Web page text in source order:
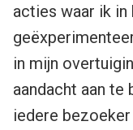
acties waar ik in
in mijn
aandacht aan te
iedere